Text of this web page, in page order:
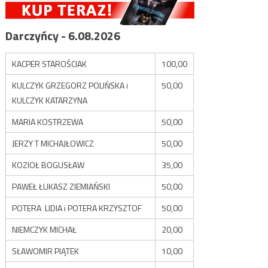
Darczyńcy - 6.08.2026
KACPER STAROŚCIAK
100,00
KULCZYK GRZEGORZ POLIŃSKA i
KULCZYK KATARZYNA
50,00
MARIA KOSTRZEWA
50,00
JERZY T MICHAJŁOWICZ
50,00
KOZIOŁ BOGUSŁAW
35,00
PAWEŁ ŁUKASZ ZIEMIAŃSKI
50,00
POTERA LIDIA i POTERA KRZYSZTOF
50,00
NIEMCZYK MICHAŁ
20,00
SŁAWOMIR PIĄTEK
10,00